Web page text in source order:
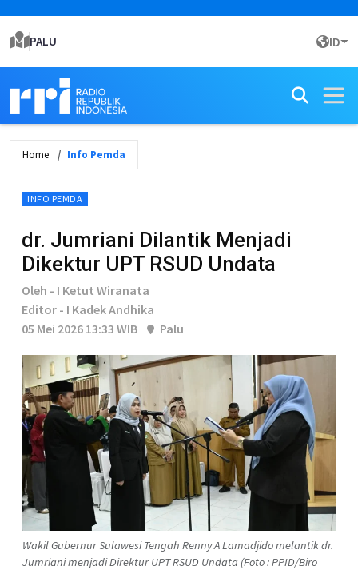
PALU ID
Home Info Pemda
INFO PEMDA
dr. Jumriani Dilantik Menjadi
Dikektur UPT RSUD Undata
Oleh - I Ketut Wiranata
Editor - I Kadek Andhika
05 Mei 2026 13:33 WIB
Palu
Wakil Gubernur Sulawesi Tengah Renny A Lamadjido melantik dr.
Jumriani menjadi Direktur UPT RSUD Undata (Foto : PPID/Biro